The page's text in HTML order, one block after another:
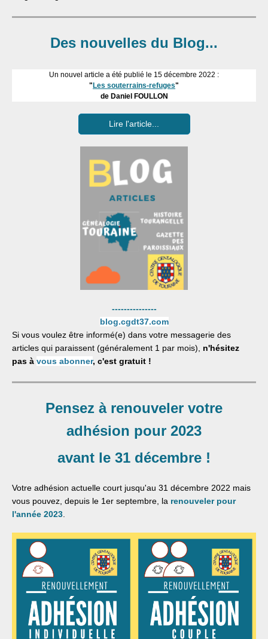
Des nouvelles du Blog...
Un nouvel article a été publié le 15 décembre 2022 :
" Les souterrains-refuges"
de Daniel FOULLON
Lire l'article...
---------------
blog.cgdt37.com
Si vous voulez être informé(e) dans votre messagerie des
articles qui paraissent (généralement 1 par mois),
n'hésitez
pas à vous abonner, c'est gratuit !
Pensez à renouveler votre
adhésion pour 2023
avant le 31 décembre !
Votre adhésion actuelle court jusqu'au 31 décembre 2022 mais
vous pouvez, depuis le 1er septembre, la renouveler pour
l'année 2023